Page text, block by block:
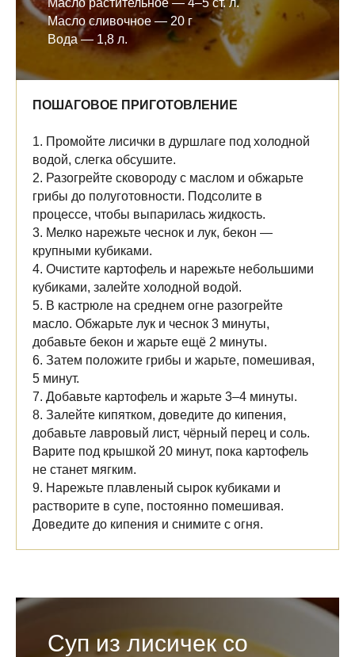
Масло сливочное — 20 г
Вода — 1,8 л.
ПОШАГОВОЕ ПРИГОТОВЛЕНИЕ
1. Промойте лисички в дуршлаге под холодной
водой, слегка обсушите.
2. Разогрейте сковороду с маслом и обжарьте
грибы до полуготовности. Подсолите в
процессе, чтобы выпарилась жидкость.
3. Мелко нарежьте чеснок и лук, бекон —
крупными кубиками.
4. Очистите картофель и нарежьте небольшими
кубиками, залейте холодной водой.
5. В кастрюле на среднем огне разогрейте
масло. Обжарьте лук и чеснок 3 минуты,
добавьте бекон и жарьте ещё 2 минуты.
6. Затем положите грибы и жарьте, помешивая,
5 минут.
7. Добавьте картофель и жарьте 3–4 минуты.
8. Залейте кипятком, доведите до кипения,
добавьте лавровый лист, чёрный перец и соль.
Варите под крышкой 20 минут, пока картофель
не станет мягким.
9. Нарежьте плавленый сырок кубиками и
растворите в супе, постоянно помешивая.
Доведите до кипения и снимите с огня.
Суп из лисичек со